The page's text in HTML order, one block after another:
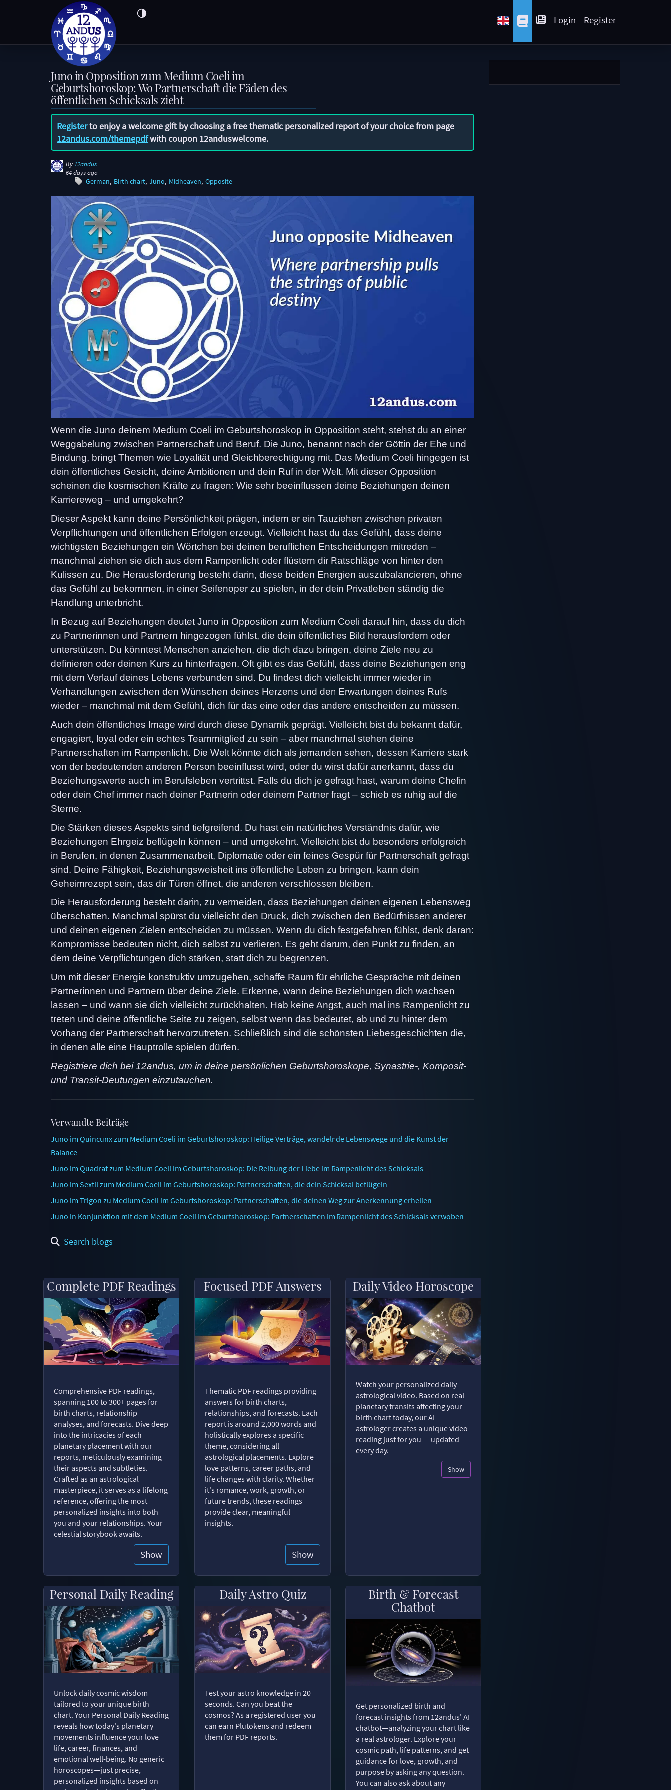
Login Register
Juno in Opposition zum Medium Coeli im
Geburtshoroskop: Wo Partnerschaft die Fäden des
öffentlichen Schicksals zieht
Registerto enjoy a welcome gift by choosing a free thematic personalized report of your choice from page
12andus.com/themepdfwith coupon 12anduswelcome.
By 12andus
64 days ago
German Birth chart Juno Midheaven Opposite
Wenn die Juno deinem Medium Coeli im Geburtshoroskop in Opposition steht, stehst du an einer
Weggabelung zwischen Partnerschaft und Beruf. Die Juno, benannt nach der Göttin der Ehe und
Bindung, bringt Themen wie Loyalität und Gleichberechtigung mit. Das Medium Coeli hingegen ist
dein öffentliches Gesicht, deine Ambitionen und dein Ruf in der Welt. Mit dieser Opposition
scheinen die kosmischen Kräfte zu fragen: Wie sehr beeinflussen deine Beziehungen deinen
Karriereweg – und umgekehrt?
Dieser Aspekt kann deine Persönlichkeit prägen, indem er ein Tauziehen zwischen privaten
Verpflichtungen und öffentlichen Erfolgen erzeugt. Vielleicht hast du das Gefühl, dass deine
wichtigsten Beziehungen ein Wörtchen bei deinen beruflichen Entscheidungen mitreden –
manchmal ziehen sie dich aus dem Rampenlicht oder flüstern dir Ratschläge von hinter den
Kulissen zu. Die Herausforderung besteht darin, diese beiden Energien auszubalancieren, ohne
das Gefühl zu bekommen, in einer Seifenoper zu spielen, in der dein Privatleben ständig die
Handlung unterbricht.
In Bezug auf Beziehungen deutet Juno in Opposition zum Medium Coeli darauf hin, dass du dich
zu Partnerinnen und Partnern hingezogen fühlst, die dein öffentliches Bild herausfordern oder
unterstützen. Du könntest Menschen anziehen, die dich dazu bringen, deine Ziele neu zu
definieren oder deinen Kurs zu hinterfragen. Oft gibt es das Gefühl, dass deine Beziehungen eng
mit dem Verlauf deines Lebens verbunden sind. Du findest dich vielleicht immer wieder in
Verhandlungen zwischen den Wünschen deines Herzens und den Erwartungen deines Rufs
wieder – manchmal mit dem Gefühl, dich für das eine oder das andere entscheiden zu müssen.
Auch dein öffentliches Image wird durch diese Dynamik geprägt. Vielleicht bist du bekannt dafür,
engagiert, loyal oder ein echtes Teammitglied zu sein – aber manchmal stehen deine
Partnerschaften im Rampenlicht. Die Welt könnte dich als jemanden sehen, dessen Karriere stark
von der bedeutenden anderen Person beeinflusst wird, oder du wirst dafür anerkannt, dass du
Beziehungswerte auch im Berufsleben vertrittst. Falls du dich je gefragt hast, warum deine Chefin
oder dein Chef immer nach deiner Partnerin oder deinem Partner fragt – schieb es ruhig auf die
Sterne.
Die Stärken dieses Aspekts sind tiefgreifend. Du hast ein natürliches Verständnis dafür, wie
Beziehungen Ehrgeiz beflügeln können – und umgekehrt. Vielleicht bist du besonders erfolgreich
in Berufen, in denen Zusammenarbeit, Diplomatie oder ein feines Gespür für Partnerschaft gefragt
sind. Deine Fähigkeit, Beziehungsweisheit ins öffentliche Leben zu bringen, kann dein
Geheimrezept sein, das dir Türen öffnet, die anderen verschlossen bleiben.
Die Herausforderung besteht darin, zu vermeiden, dass Beziehungen deinen eigenen Lebensweg
überschatten. Manchmal spürst du vielleicht den Druck, dich zwischen den Bedürfnissen anderer
und deinen eigenen Zielen entscheiden zu müssen. Wenn du dich festgefahren fühlst, denk daran:
Kompromisse bedeuten nicht, dich selbst zu verlieren. Es geht darum, den Punkt zu finden, an
dem deine Verpflichtungen dich stärken, statt dich zu begrenzen.
Um mit dieser Energie konstruktiv umzugehen, schaffe Raum für ehrliche Gespräche mit deinen
Partnerinnen und Partnern über deine Ziele. Erkenne, wann deine Beziehungen dich wachsen
lassen – und wann sie dich vielleicht zurückhalten. Hab keine Angst, auch mal ins Rampenlicht zu
treten und deine öffentliche Seite zu zeigen, selbst wenn das bedeutet, ab und zu hinter dem
Vorhang der Partnerschaft hervorzutreten. Schließlich sind die schönsten Liebesgeschichten die,
in denen alle eine Hauptrolle spielen dürfen.
Registriere dich bei 12andus, um in deine persönlichen Geburtshoroskope, Synastrie-, Komposit-
und Transit-Deutungen einzutauchen.
Verwandte Beiträge
Juno im Quincunx zum Medium Coeli im Geburtshoroskop: Heilige Verträge, wandelnde Lebenswege und die Kunst der
Balance
Juno im Quadrat zum Medium Coeli im Geburtshoroskop: Die Reibung der Liebe im Rampenlicht des Schicksals
Juno im Sextil zum Medium Coeli im Geburtshoroskop: Partnerschaften, die dein Schicksal beflügeln
Juno im Trigon zu Medium Coeli im Geburtshoroskop: Partnerschaften, die deinen Weg zur Anerkennung erhellen
Juno in Konjunktion mit dem Medium Coeli im Geburtshoroskop: Partnerschaften im Rampenlicht des Schicksals verwoben
Search blogs
Complete PDF Readings
Comprehensive PDF readings,
spanning 100 to 300+ pages for
birth charts, relationship
analyses, and forecasts. Dive deep
into the intricacies of each
planetary placement with our
reports, meticulously examining
their aspects and subtleties.
Crafted as an astrological
masterpiece, it serves as a lifelong
reference, offering the most
personalized insights into both
you and your relationships. Your
celestial storybook awaits.
Show
Focused PDF Answers
Thematic PDF readings providing
answers for birth charts,
relationships, and forecasts. Each
report is around 2,000 words and
holistically explores a specific
theme, considering all
astrological placements. Explore
love patterns, career paths, and
life changes with clarity. Whether
it's romance, work, growth, or
future trends, these readings
provide clear, meaningful
insights.
Show
Daily Video Horoscope
Watch your personalized daily
astrological video. Based on real
planetary transits affecting your
birth chart today, our AI
astrologer creates a unique video
reading just for you — updated
every day.
Show
Personal Daily Reading
Unlock daily cosmic wisdom
tailored to your unique birth
chart. Your Personal Daily Reading
reveals how today's planetary
movements influence your love
life, career, finances, and
emotional well-being. No generic
horoscopes—just precise,
personalized insights based on
Daily Astro Quiz
Test your astro knowledge in 20
seconds. Can you beat the
cosmos? As a registered user you
can earn Plutokens and redeem
them for PDF reports.
Birth & Forecast
Chatbot
Get personalized birth and
forecast insights from 12andus' AI
chatbot—analyzing your chart like
a real astrologer. Explore your
cosmic path, life patterns, and get
guidance for love, growth, and
purpose by asking any question.
You can also ask about any